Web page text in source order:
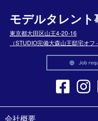
モデルタレント
東京都大田区山王4-20-16
（STUDIO完備大森山王邸宅オフ
会社概要